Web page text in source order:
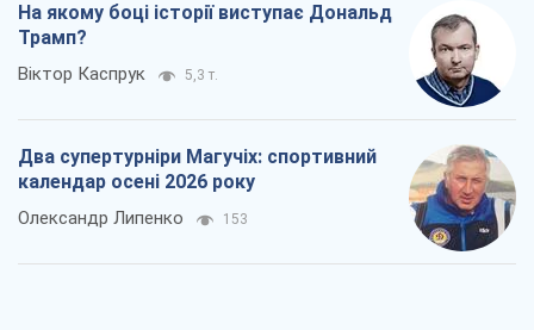
На якому боці історії виступає Дональд
Трамп?
Віктор Каспрук 5,3 т.
Два супертурніри Магучіх: спортивний
календар осені 2026 року
Олександр Липенко 153